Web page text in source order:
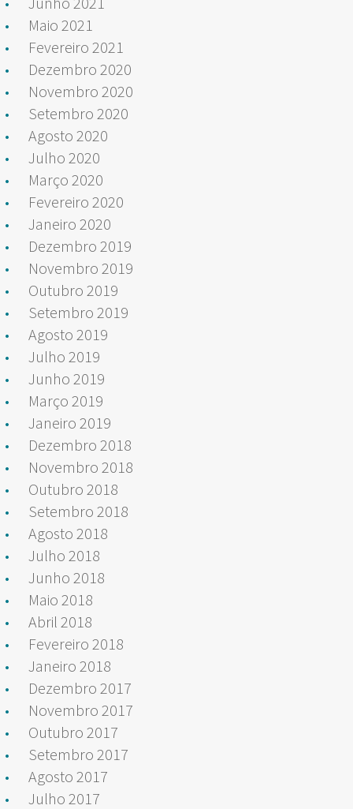
Maio 2021
Fevereiro 2021
Dezembro 2020
Novembro 2020
Setembro 2020
Agosto 2020
Julho 2020
Março 2020
Fevereiro 2020
Janeiro 2020
Dezembro 2019
Novembro 2019
Outubro 2019
Setembro 2019
Agosto 2019
Julho 2019
Junho 2019
Março 2019
Janeiro 2019
Dezembro 2018
Novembro 2018
Outubro 2018
Setembro 2018
Agosto 2018
Julho 2018
Junho 2018
Maio 2018
Abril 2018
Fevereiro 2018
Janeiro 2018
Dezembro 2017
Novembro 2017
Outubro 2017
Setembro 2017
Agosto 2017
Julho 2017